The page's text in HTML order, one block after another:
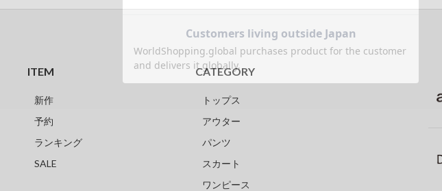
ITEM
新作
予約
ランキング
SALE
CATEGORY
トップス
アウター
パンツ
スカート
ワンピース